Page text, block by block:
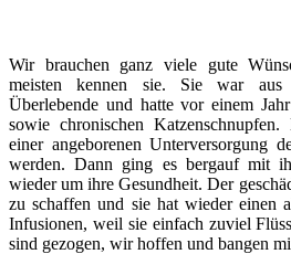
Wir brauchen ganz viele gute
meisten kennen sie. Sie war
Überlebende und hatte vor einem
sowie chronischen
einer angeborenen Unterversorgung
werden. Dann ging es bergauf mit
wieder um ihre Gesundheit.Der
zu schaffen und sie hat wieder einen
Infusionen, weil sie einfach zuviel
sind gezogen, wir hoffen und bangen